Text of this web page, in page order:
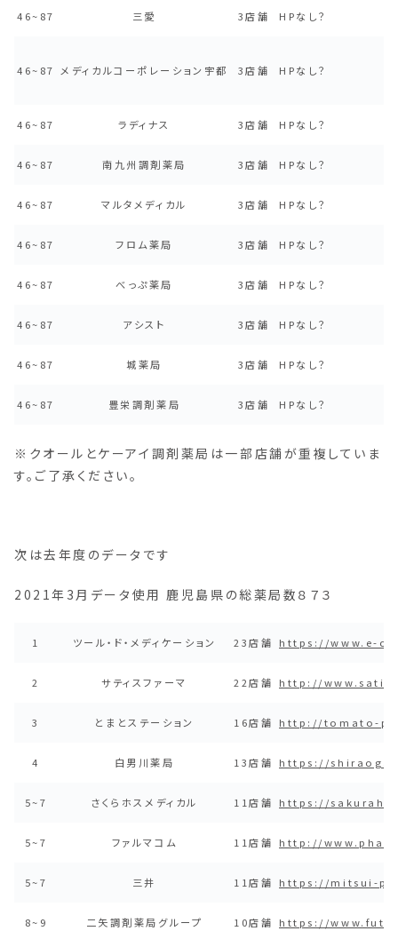
46~87 三愛 3店舗 HPなし？
46~87 メディカルコーポレーション宇都 3店舗 HPなし？
46~87 ラディナス 3店舗 HPなし？
46~87 南九州調剤薬局 3店舗 HPなし？
46~87 マルタメディカル 3店舗 HPなし？
46~87 フロム薬局 3店舗 HPなし？
46~87 べっぷ薬局 3店舗 HPなし？
46~87 アシスト 3店舗 HPなし？
46~87 城薬局 3店舗 HPなし？
46~87 豊栄調剤薬局 3店舗 HPなし？
※クオールとケーアイ調剤薬局は一部店舗が重複していま
す。ご了承ください。
次は去年度のデータです
2021年3月データ使用 鹿児島県の総薬局数８７３
1 ツール・ド・メディケーション 23店舗 https://www.e-
2 サティスファーマ 22店舗 http://
3 とまとステーション 16店舗 http://tomato-
4 白男川薬局 13店舗 https://
5~7 さくらホスメディカル 11店舗 https://
5~7 ファルマコム 11店舗 http://
5~7 三井 11店舗 https://mitsui-
8~9 二矢調剤薬局グループ 10店舗 https://